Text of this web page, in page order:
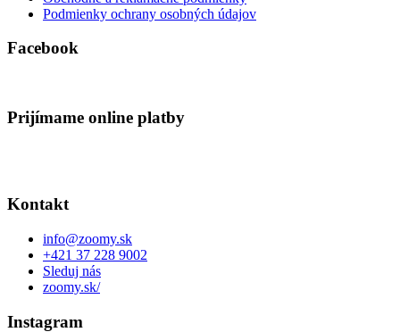
Podmienky ochrany osobných údajov
Facebook
Prijímame online platby
Kontakt
info@zoomy.sk
+421 37 228 9002
Sleduj nás
zoomy.sk/
Instagram